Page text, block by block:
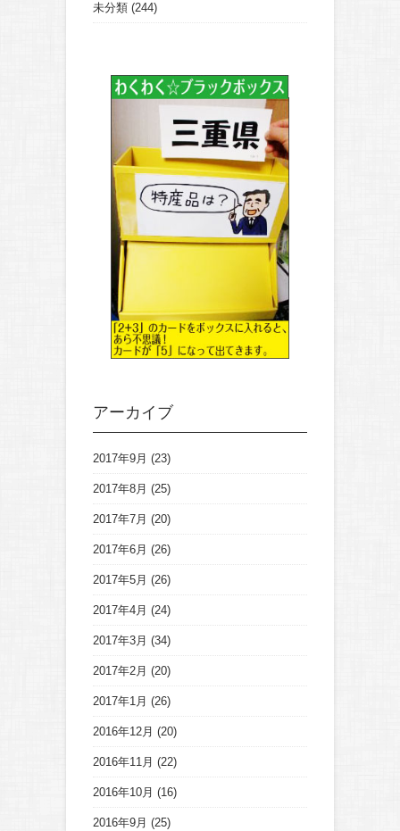
未分類 (244)
アーカイブ
2017年9月 (23)
2017年8月 (25)
2017年7月 (20)
2017年6月 (26)
2017年5月 (26)
2017年4月 (24)
2017年3月 (34)
2017年2月 (20)
2017年1月 (26)
2016年12月 (20)
2016年11月 (22)
2016年10月 (16)
2016年9月 (25)